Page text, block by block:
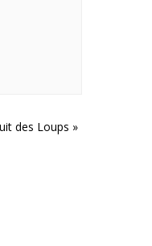
des Loups »